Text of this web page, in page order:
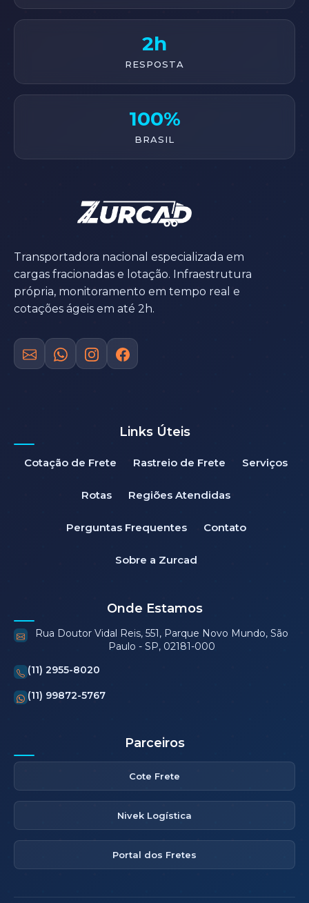
2h
RESPOSTA
100%
BRASIL
Transportadora nacional especializada em
cargas fracionadas e lotação. Infraestrutura
própria, monitoramento em tempo real e
cotações ágeis em até 2h.
Links Úteis
Cotação de Frete Rastreio de Frete Serviços
Rotas Regiões Atendidas
Perguntas Frequentes Contato
Sobre a Zurcad
Onde Estamos
Rua Doutor Vidal Reis, 551, Parque Novo Mundo, São
Paulo - SP, 02181-000
(11) 2955-8020
(11) 99872-5767
Parceiros
Cote Frete
Nivek Logística
Portal dos Fretes